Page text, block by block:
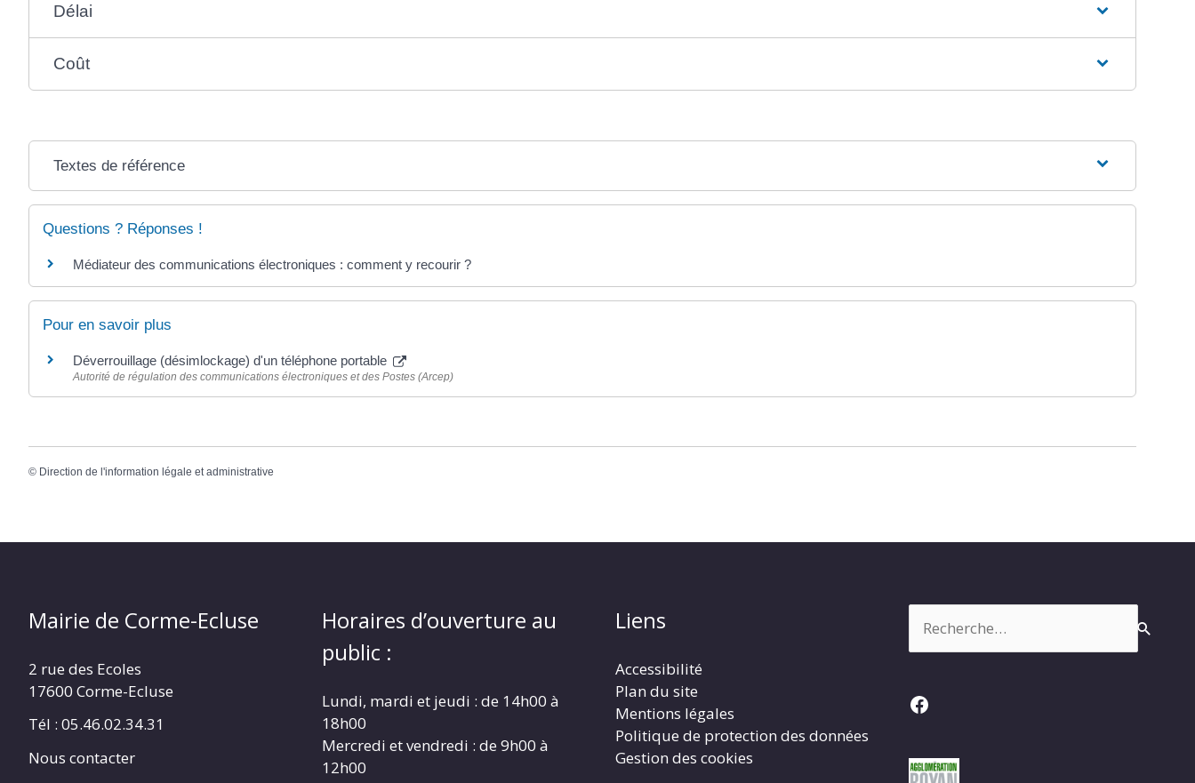
Délai
Coût
Textes de référence
Questions ? Réponses !
Médiateur des communications électroniques : comment y recourir ?
Pour en savoir plus
Déverrouillage (désimlockage) d'un téléphone portable
Autorité de régulation des communications électroniques et des Postes (Arcep)
© Direction de l'information légale et administrative
Mairie de Corme-Ecluse
2 rue des Ecoles
17600 Corme-Ecluse
Tél : 05.46.02.34.31
Nous contacter
Horaires d’ouverture au
public :
Lundi, mardi et jeudi : de 14h00 à
18h00
Mercredi et vendredi : de 9h00 à
12h00
Liens
Accessibilité
Plan du site
Mentions légales
Politique de protection des données
Gestion des cookies
Facebook